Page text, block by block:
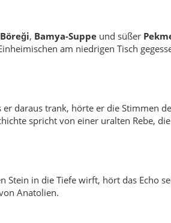
, Bamya-Suppe und süßer
am niedrigen Tisch
daraus trank, hörte er die Stimmen
spricht von einer uralten Rebe,
Stein in die Tiefe wirft, hört das Echo
Anatolien.